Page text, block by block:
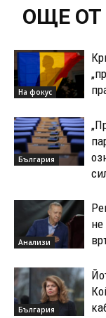
ОЩЕ ОТ
На фокус
България
Анализи
не
България